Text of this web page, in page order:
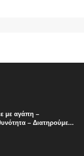
με αγάπη –
– Διατηρούμε...